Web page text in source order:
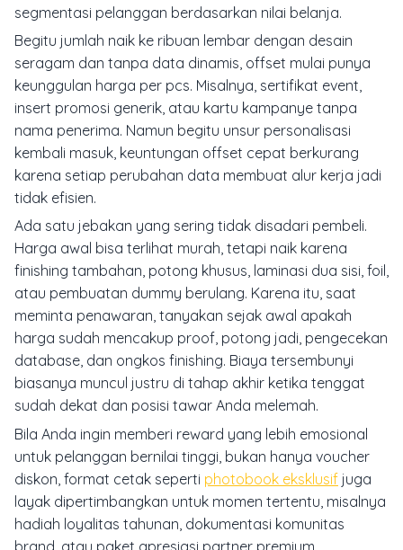
segmentasi pelanggan berdasarkan nilai belanja.
Begitu jumlah naik ke ribuan lembar dengan desain
seragam dan tanpa data dinamis, offset mulai punya
keunggulan harga per pcs. Misalnya, sertifikat event,
insert promosi generik, atau kartu kampanye tanpa
nama penerima. Namun begitu unsur personalisasi
kembali masuk, keuntungan offset cepat berkurang
karena setiap perubahan data membuat alur kerja jadi
tidak efisien.
Ada satu jebakan yang sering tidak disadari pembeli.
Harga awal bisa terlihat murah, tetapi naik karena
finishing tambahan, potong khusus, laminasi dua sisi, foil,
atau pembuatan dummy berulang. Karena itu, saat
meminta penawaran, tanyakan sejak awal apakah
harga sudah mencakup proof, potong jadi, pengecekan
database, dan ongkos finishing. Biaya tersembunyi
biasanya muncul justru di tahap akhir ketika tenggat
sudah dekat dan posisi tawar Anda melemah.
Bila Anda ingin memberi reward yang lebih emosional
untuk pelanggan bernilai tinggi, bukan hanya voucher
diskon, format cetak seperti photobook eksklusif juga
layak dipertimbangkan untuk momen tertentu, misalnya
hadiah loyalitas tahunan, dokumentasi komunitas
brand, atau paket apresiasi partner premium.